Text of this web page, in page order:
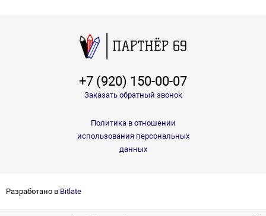
+7 (920) 150-00-07
Заказать обратный звонок
Политика в отношении
использования персональных
данных
Разработано в Bitlate